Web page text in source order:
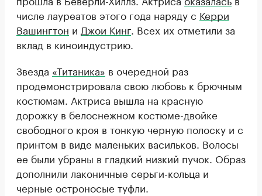
числе лауреатов этого года наряду с Керри
Вашингтон и Джои Кинг . Всех их отметили за
вклад в киноиндустрию.
Звезда «Титаника» в очередной раз
продемонстрировала свою любовь к брючным
костюмам. Актриса вышла на красную
дорожку в белоснежном костюме-двойке
свободного кроя в тонкую черную полоску и с
принтом в виде маленьких васильков. Волосы
ее были убраны в гладкий низкий пучок. Образ
дополнили лаконичные серьги-кольца и
черные остроносые туфли.